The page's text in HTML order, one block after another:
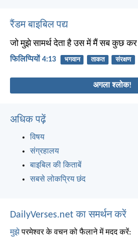
रैंडम बाइबिल पद्य
जो मुझे सामर्थ देता है उस में मैं सब कुछ
फिलिप्पियों 4:13 भगवान ताकत संरक्षण
अगला श्लोक!
अधिक पढ़ें
विषय
संग्रहालय
बाइबिल की किताबें
सबसे लोकप्रिय छंद
DailyVerses.net का समर्थन करें
मुझेपरमेश्वर के वचन को फैलाने में मदद करें: